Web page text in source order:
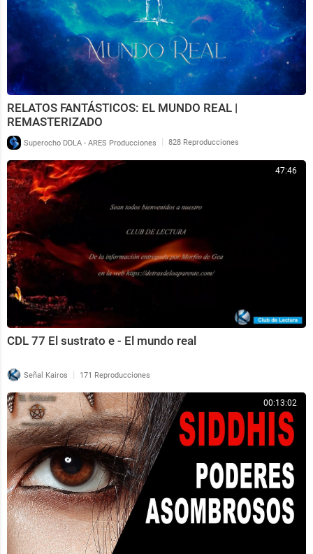
RELATOS FANTÁSTICOS: EL MUNDO REAL |
REMASTERIZADO
Superocho DDLA - ARES Producciones | 828 Reproducciones
47:46
CDL 77 El sustrato e - El mundo real
Señal Kairos | 171 Reproducciones
00:13:02